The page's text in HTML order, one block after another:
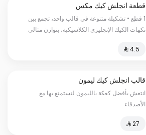
قطعة انجلش كيك مكس
1 قطع • تشكيلة متنوعة في قالب واحد، تجمع بين
نكهات الكيك الإنجليزي الكلاسيكية، بتوازن مثالي
قالب انجلش كيك ليمون
انتعش بأفضل كعكة بالليمون لتستمتع بها مع
الأصدقاء